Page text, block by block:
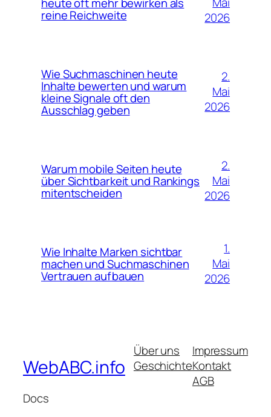
reine Reichweite
2026
Wie Suchmaschinen heute
Inhalte bewerten und warum
kleine Signale oft den
Ausschlag geben
2.
Mai
2026
Warum mobile Seiten heute
über Sichtbarkeit und Rankings
mitentscheiden
2.
Mai
2026
Wie Inhalte Marken sichtbar
machen und Suchmaschinen
Vertrauen aufbauen
1.
Mai
2026
WebABC.info
Docs
Über uns
Geschichte
Impressum
Kontakt
AGB